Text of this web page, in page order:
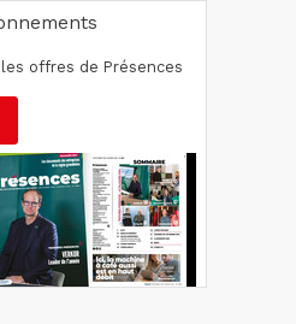
offres de Présences